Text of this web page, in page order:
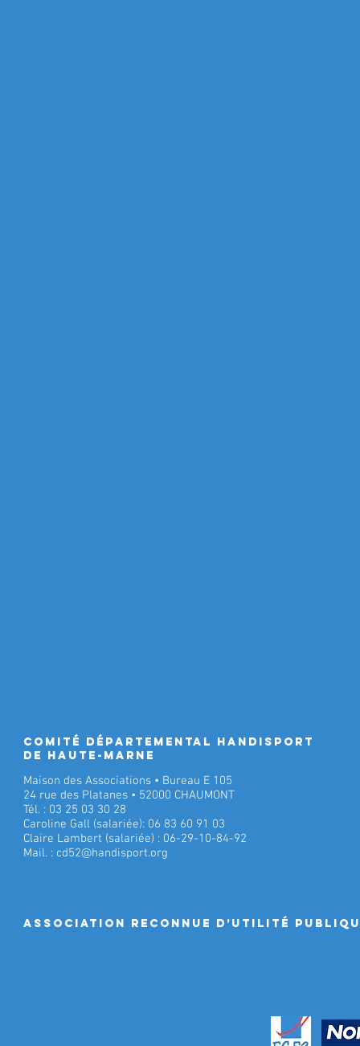
Comité Départemental Handisport
de Haute-Marne
Maison des Associations • Bureau E 105
24 rue des Platanes • 52000 CHAUMONT
Tél. : 03 25 03 30 28
Caroline Gall (salariée): 06 83 60 91 03
Claire Lambert (salariée) : 06-29-10-84-92
Mail. : cd52@handisport.org
ASSociation RECONNUE D’UTILITÉ